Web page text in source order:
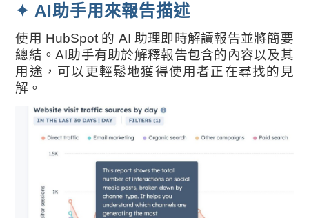
✦ AI助手用來報告描述
使用 HubSpot 的 AI 助理即時解讀報告並將簡要
總結。AI助手有助於解釋報告包含的內容以及其
用途，可以更輕鬆地獲得使用者正在尋找的見
解。